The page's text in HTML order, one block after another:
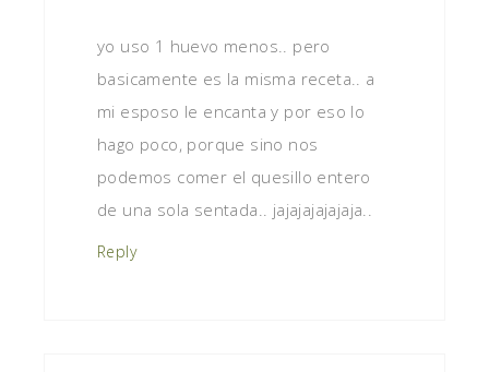
yo uso 1 huevo menos.. pero
basicamente es la misma receta.. a
mi esposo le encanta y por eso lo
hago poco, porque sino nos
podemos comer el quesillo entero
de una sola sentada.. jajajajajajaja..
Reply